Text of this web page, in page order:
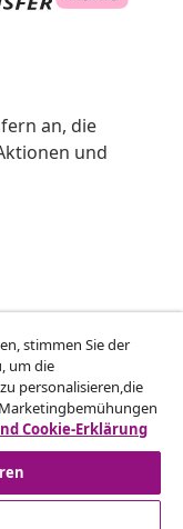
an, die
und
Bestellung
stimmen Sie der
um die
personalisieren,die
Cookie-Erklärung